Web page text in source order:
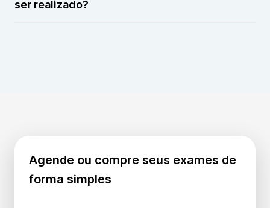
ser realizado?
Agende ou compre seus exames de
forma simples